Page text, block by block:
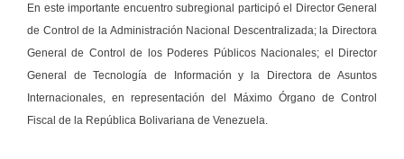
En este importante encuentro subregional participó el Director General
de Control de la Administración Nacional Descentralizada; la Directora
General de Control de los Poderes Públicos Nacionales; el Director
General de Tecnología de Información y la Directora de Asuntos
Internacionales, en representación del Máximo Órgano de Control
Fiscal de la República Bolivariana de Venezuela.